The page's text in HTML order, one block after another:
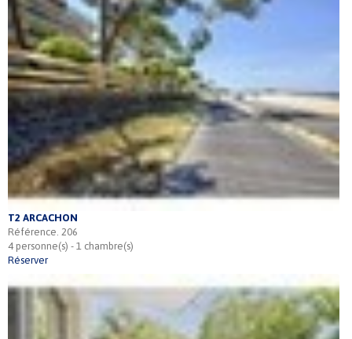
T2 ARCACHON
Référence. 206
4 personne(s) - 1 chambre(s)
Réserver